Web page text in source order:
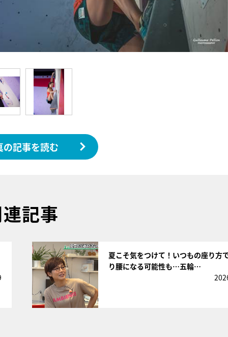
の記事を読む
記事
夏こそ気をつけて！いつもの座り方
り腰になる可能性も…五輪…